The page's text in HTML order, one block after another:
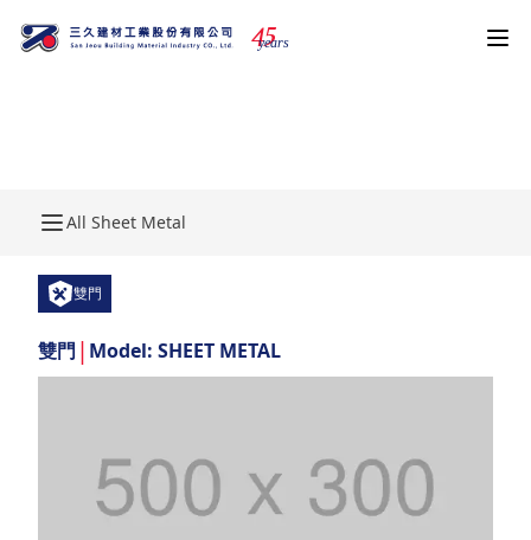
45
years
All Sheet Metal
雙門
雙門 | Model: SHEET METAL